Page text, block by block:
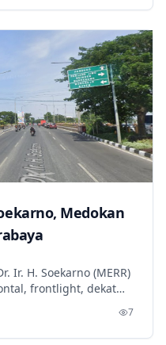
Ir. H. Soekarno (MERR)
frontlight, dekat
& Galaxy Mall.
7